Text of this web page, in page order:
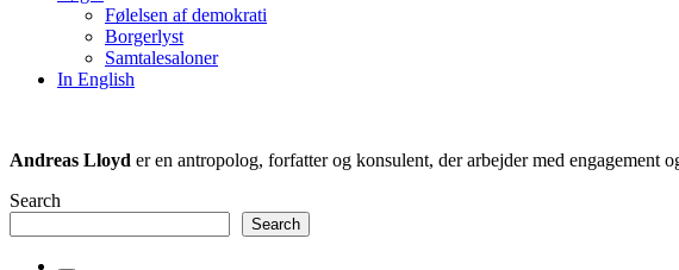
Følelsen af demokrati
Borgerlyst
Samtalesaloner
In English
Andreas Lloyd er en antropolog, forfatter og konsulent, der arbejder med engagement
Search
Search